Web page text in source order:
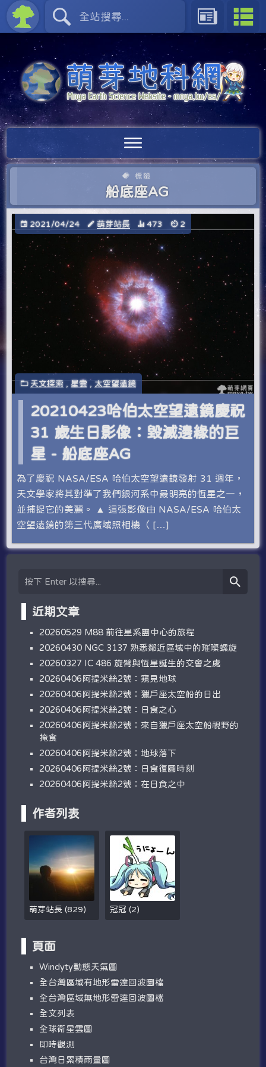
標籤
船底座AG
2021/04/24 萌芽站長 473 2
天文探索 ,星雲 太空望遠鏡
20210423哈伯太空望遠鏡慶祝
31 歲生日影像：毀滅邊緣的巨
星 - 船底座AG
為了慶祝 NASA/ESA 哈伯太空望遠鏡發射 31 週年，
天文學家將其對準了我們銀河系中最明亮的恆星之一，
並捕捉它的美麗。 ▲ 這張影像由 NASA/ESA 哈伯太
空望遠鏡的第三代廣域照相機（ […]
近期文章
20260529 M88 前往星系團中心的旅程
20260430 NGC 3137 熟悉鄰近區域中的璀璨螺旋
20260327 IC 486 旋臂與恆星誕生的交會之處
20260406阿提米絲2號：窺見地球
20260406阿提米絲2號：獵戶座太空船的日出
20260406阿提米絲2號：日食之心
20260406阿提米絲2號：來自獵戶座太空船視野的
掩食
20260406阿提米絲2號：地球落下
20260406阿提米絲2號：日食復圓時刻
20260406阿提米絲2號：在日食之中
作者列表
萌芽站長(829) 冠冠(2)
頁面
W​​indyty動態天氣圖
全台灣區域有地形雷達回波圖檔
全台灣區域無地形雷達回波圖檔
全文列表
全球衛星雲圖
即時觀測
台灣日累積雨量圖